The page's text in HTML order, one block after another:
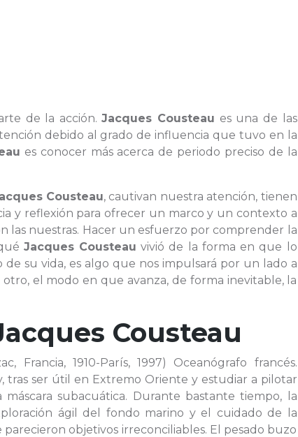
de la acción.Jacques Cousteau es una de las
debido al grado de influencia que tuvo en la
es conocer más acerca de periodo preciso de la
Cousteau, cautivan nuestra atención, tienen
y reflexión para ofrecer un marco y un contexto a
las nuestras. Hacer un esfuerzo por comprender la
Jacques Cousteau vivió de la forma en que lo
su vida, es algo que nos impulsará por un lado a
el modo en que avanza, de forma inevitable, la
Cousteau
Francia, 1910-París, 1997) Oceanógrafo francés.
tras ser útil en Extremo Oriente y estudiar a pilotar
subacuática. Durante bastante tiempo, la
ágil del fondo marino y el cuidado de la
objetivos irreconciliables. El pesado buzo